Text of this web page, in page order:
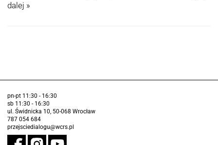
dalej »
pn-pt 11:30 - 16:30
sb 11:30 - 16:30
ul. Świdnicka 10, 50-068 Wrocław
787 054 684
przejsciedialogu@wcrs.pl